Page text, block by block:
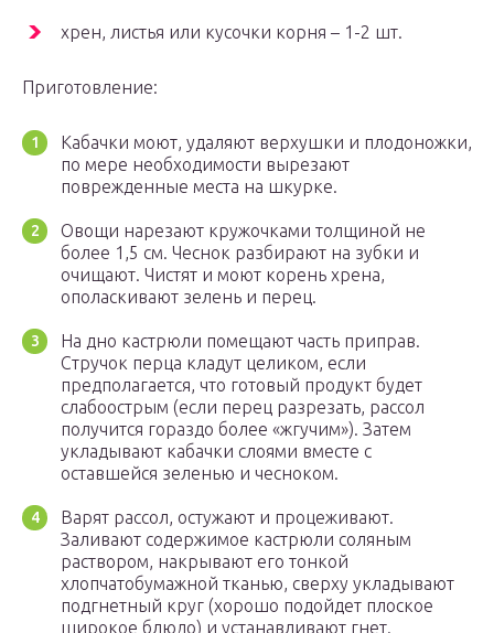
хрен, листья или кусочки корня – 1-2 шт.
Приготовление:
Кабачки моют, удаляют верхушки и плодоножки,
по мере необходимости вырезают
поврежденные места на шкурке.
Овощи нарезают кружочками толщиной не
более 1,5 см. Чеснок разбирают на зубки и
очищают. Чистят и моют корень хрена,
ополаскивают зелень и перец.
На дно кастрюли помещают часть приправ.
Стручок перца кладут целиком, если
предполагается, что готовый продукт будет
слабоострым (если перец разрезать, рассол
получится гораздо более «жгучим»). Затем
укладывают кабачки слоями вместе с
оставшейся зеленью и чесноком.
Варят рассол, остужают и процеживают.
Заливают содержимое кастрюли соляным
раствором, накрывают его тонкой
хлопчатобумажной тканью, сверху укладывают
подгнетный круг (хорошо подойдет плоское
широкое блюдо) и устанавливают гнет.